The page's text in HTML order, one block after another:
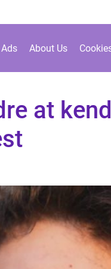
Ads About Us
at